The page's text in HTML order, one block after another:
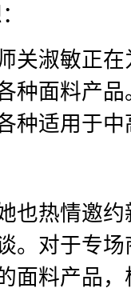
关淑敏正
种面料产
种适用于
也热情邀
。对于专
面料产品